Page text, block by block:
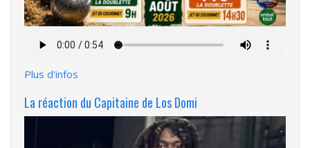
audio
Plus d'infos
La réaction du Capitaine de Los Domi